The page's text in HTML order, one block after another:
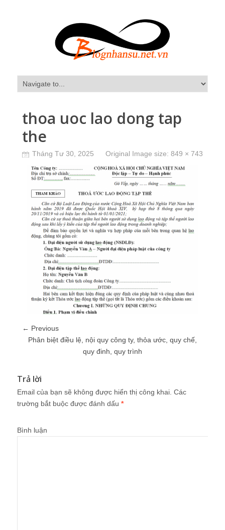
thoa uoc lao dong tap
the
Tháng Tư 30, 2025 Original Image size: 849 × 743
← Previous
Phân biệt điều lệ, nội quy công ty, thỏa ước, quy chế,
quy đinh, quy trình
Trả lời
Email của bạn sẽ không được hiển thị công khai. Các
trường bắt buộc được đánh dấu *
Bình luận